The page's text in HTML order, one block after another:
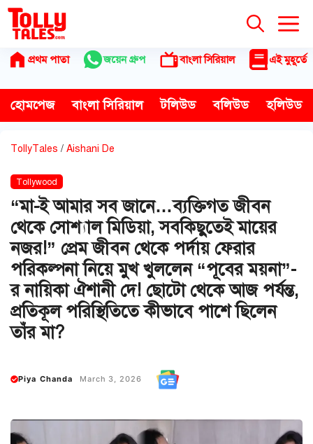
Skip
content
প্রথম পাতা জয়েন গ্রুপ বাংলা সিরিয়াল এই মুহূর্তে
হোমপেজ বাংলা সিরিয়াল টলিউড বলিউড হলিউড
TollyTales / Aishani De
Tollywood
“মা-ই আমার সব জানে…ব্যক্তিগত জীবন
থেকে সোশ্যাল মিডিয়া, সবকিছুতেই মায়ের
নজর!” প্রেম জীবন থেকে পর্দায় ফেরার
পরিকল্পনা নিয়ে মুখ খুললেন “পূবের ময়না”-
র নায়িকা ঐশানী দে! ছোটো থেকে আজ পর্যন্ত,
প্রতিকূল পরিস্থিতিতে কীভাবে পাশে ছিলেন
তাঁর মা?
Piya Chanda March 3, 2026